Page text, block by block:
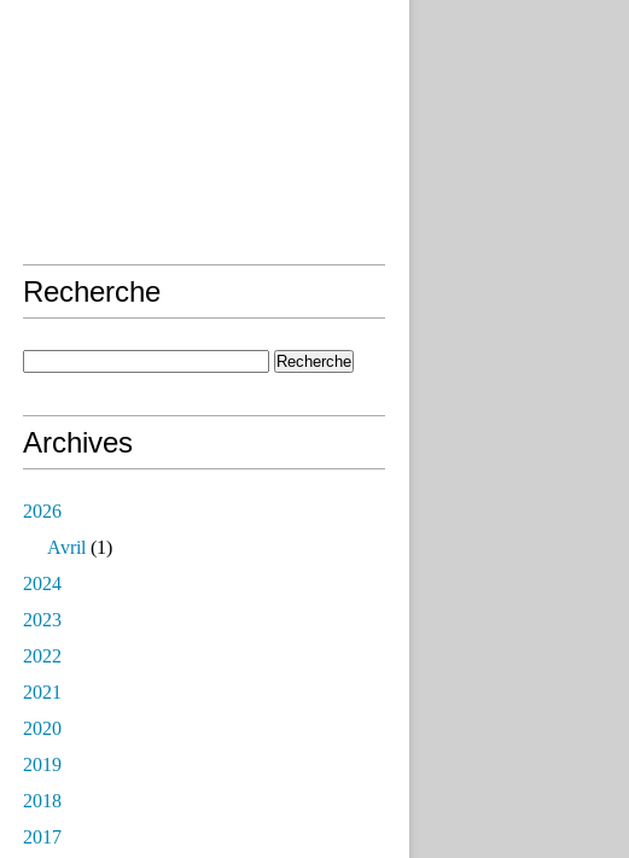
Recherche
Archives
2026
Avril (1)
2024
2023
2022
2021
2020
2019
2018
2017